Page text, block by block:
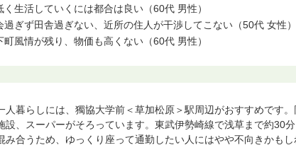
生活していくには都合は良い（60代 男性）
ぎず田舎過ぎない、近所の住人が干渉してこない（50代 女性）
風情が残り、物価も高くない（60代 男性）
人暮らしには、獨協大学前＜草加松原＞駅周辺がおすすめです
設、スーパーがそろっています。東武伊勢崎線で浅草まで約30
み合うため、ゆっくり座って通勤したい人にはやや不向きかもし